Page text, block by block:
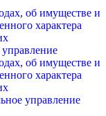
об имуществе и
характера
управление
об имуществе и
характера
управление